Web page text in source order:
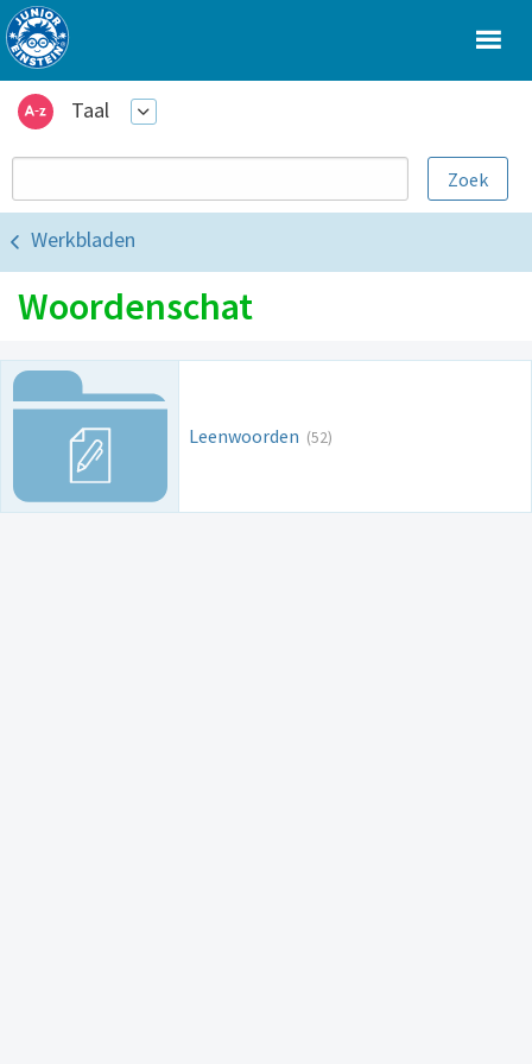
Taal
Werkbladen
Woordenschat
Leenwoorden (52)